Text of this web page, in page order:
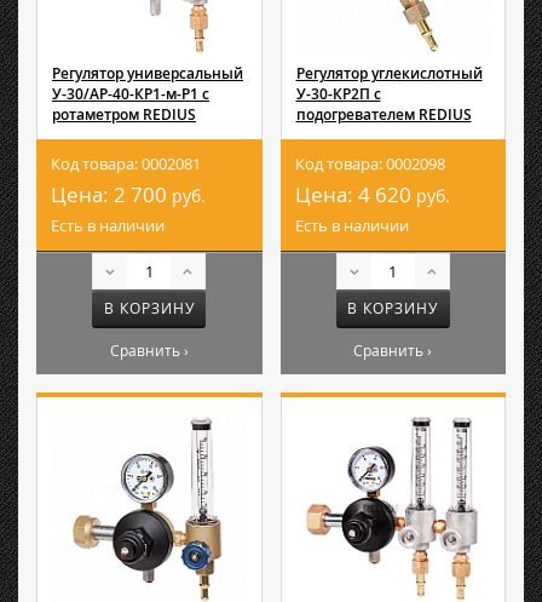
Регулятор универсальный
У-30/АР-40-КР1-м-Р1 с
ротаметром REDIUS
Код товара: 0002081
Цена: 2 700 руб.
Есть в наличии
В КОРЗИНУ
Сравнить ›
Регулятор углекислотный
У-30-КР2П с
подогревателем REDIUS
Код товара: 0002098
Цена: 4 620 руб.
Есть в наличии
В КОРЗИНУ
Сравнить ›